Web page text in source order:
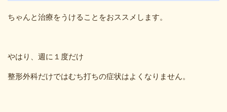
ちゃんと治療をうけることをおススメします。
やはり、週に１度だけ
整形外科だけではむち打ちの症状はよくなりません。